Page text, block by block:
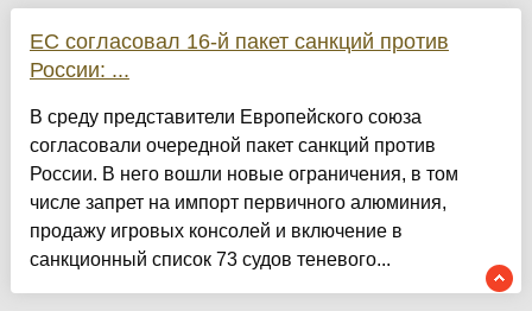
ЕС согласовал 16-й пакет санкций против
России: ...
В среду представители Европейского союза
согласовали очередной пакет санкций против
России. В него вошли новые ограничения, в том
числе запрет на импорт первичного алюминия,
продажу игровых консолей и включение в
санкционный список 73 судов теневого...